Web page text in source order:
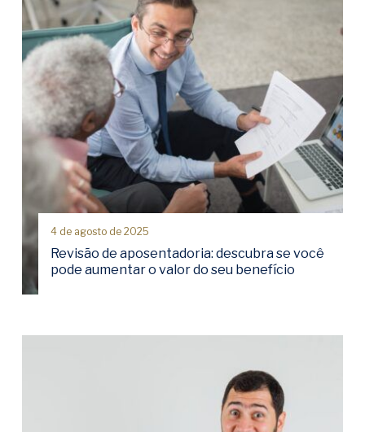
4 de agosto de 2025
Revisão de aposentadoria: descubra se você
pode aumentar o valor do seu benefício